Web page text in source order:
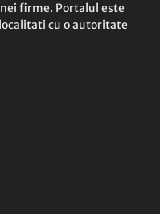
firme. Portalul este
cu o autoritate